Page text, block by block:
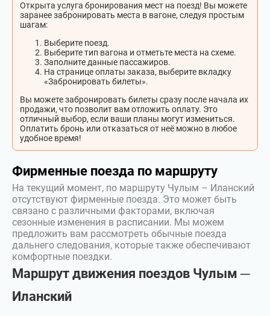
Открыта услуга бронирования мест на поезд! Вы можете
заранее забронировать места в вагоне, следуя простым
шагам:
Выберите поезд.
Выберите тип вагона и отметьте места на схеме.
Заполните данные пассажиров.
На странице оплаты заказа, выберите вкладку
«Забронировать билеты».
Вы можете забронировать билеты сразу после начала их
продажи, что позволит вам отложить оплату. Это
отличный выбор, если ваши планы могут измениться.
Оплатить бронь или отказаться от неё можно в любое
удобное время!
Фирменные поезда по маршруту
На текущий момент, по маршруту Чулым – Иланский
отсутствуют фирменные поезда. Это может быть
связано с различными факторами, включая
сезонные изменения в расписании. Мы можем
предложить вам рассмотреть обычные поезда
дальнего следования, которые также обеспечивают
комфортные поездки.
Маршрут движения поездов Чулым ─
Иланский